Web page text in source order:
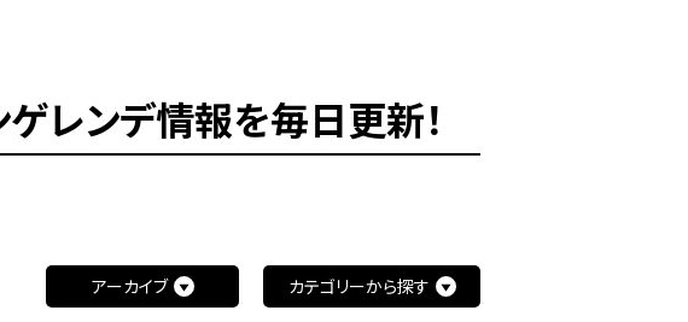
レンデ情報を毎日更新！
アーカイブ カテゴリーから探す